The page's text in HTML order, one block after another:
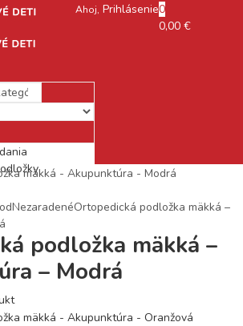
Ahoj, Prihlásenie0
0,00 €
NezaradenéOrtopedická podložka mäkká –
podložka mäkká –
– Modrá